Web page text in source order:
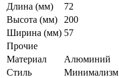
Длина (мм)
72
Высота (мм)
200
Ширина (мм) 57
Прочие
Материал
Алюминий
Стиль
Минимализм